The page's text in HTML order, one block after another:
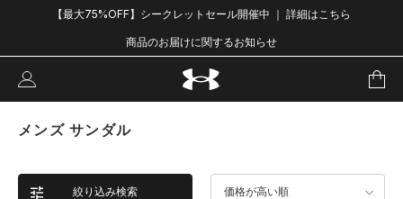
【最大75%OFF】シークレットセール開催中 ｜ 詳細はこちら
商品のお届けに関するお知らせ
メンズ サンダル
絞り込み検索 価格が高い順